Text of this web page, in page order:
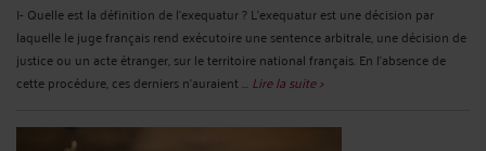
I- Quelle est la définition de l’exequatur ? L’exequatur est une décision par
laquelle le juge français rend exécutoire une sentence arbitrale, une décision de
justice ou un acte étranger, sur le territoire national français. En l’absence de
cette procédure, ces derniers n’auraient ... Lire la suite >